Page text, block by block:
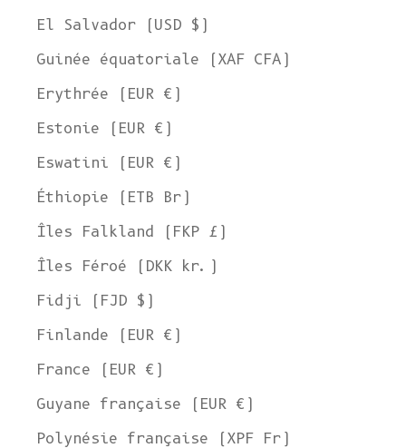
El Salvador (USD $)
Guinée équatoriale (XAF CFA)
Erythrée (EUR €)
Estonie (EUR €)
Eswatini (EUR €)
Éthiopie (ETB Br)
Îles Falkland (FKP £)
Îles Féroé (DKK kr.)
Fidji (FJD $)
Finlande (EUR €)
France (EUR €)
Guyane française (EUR €)
Polynésie française (XPF Fr)